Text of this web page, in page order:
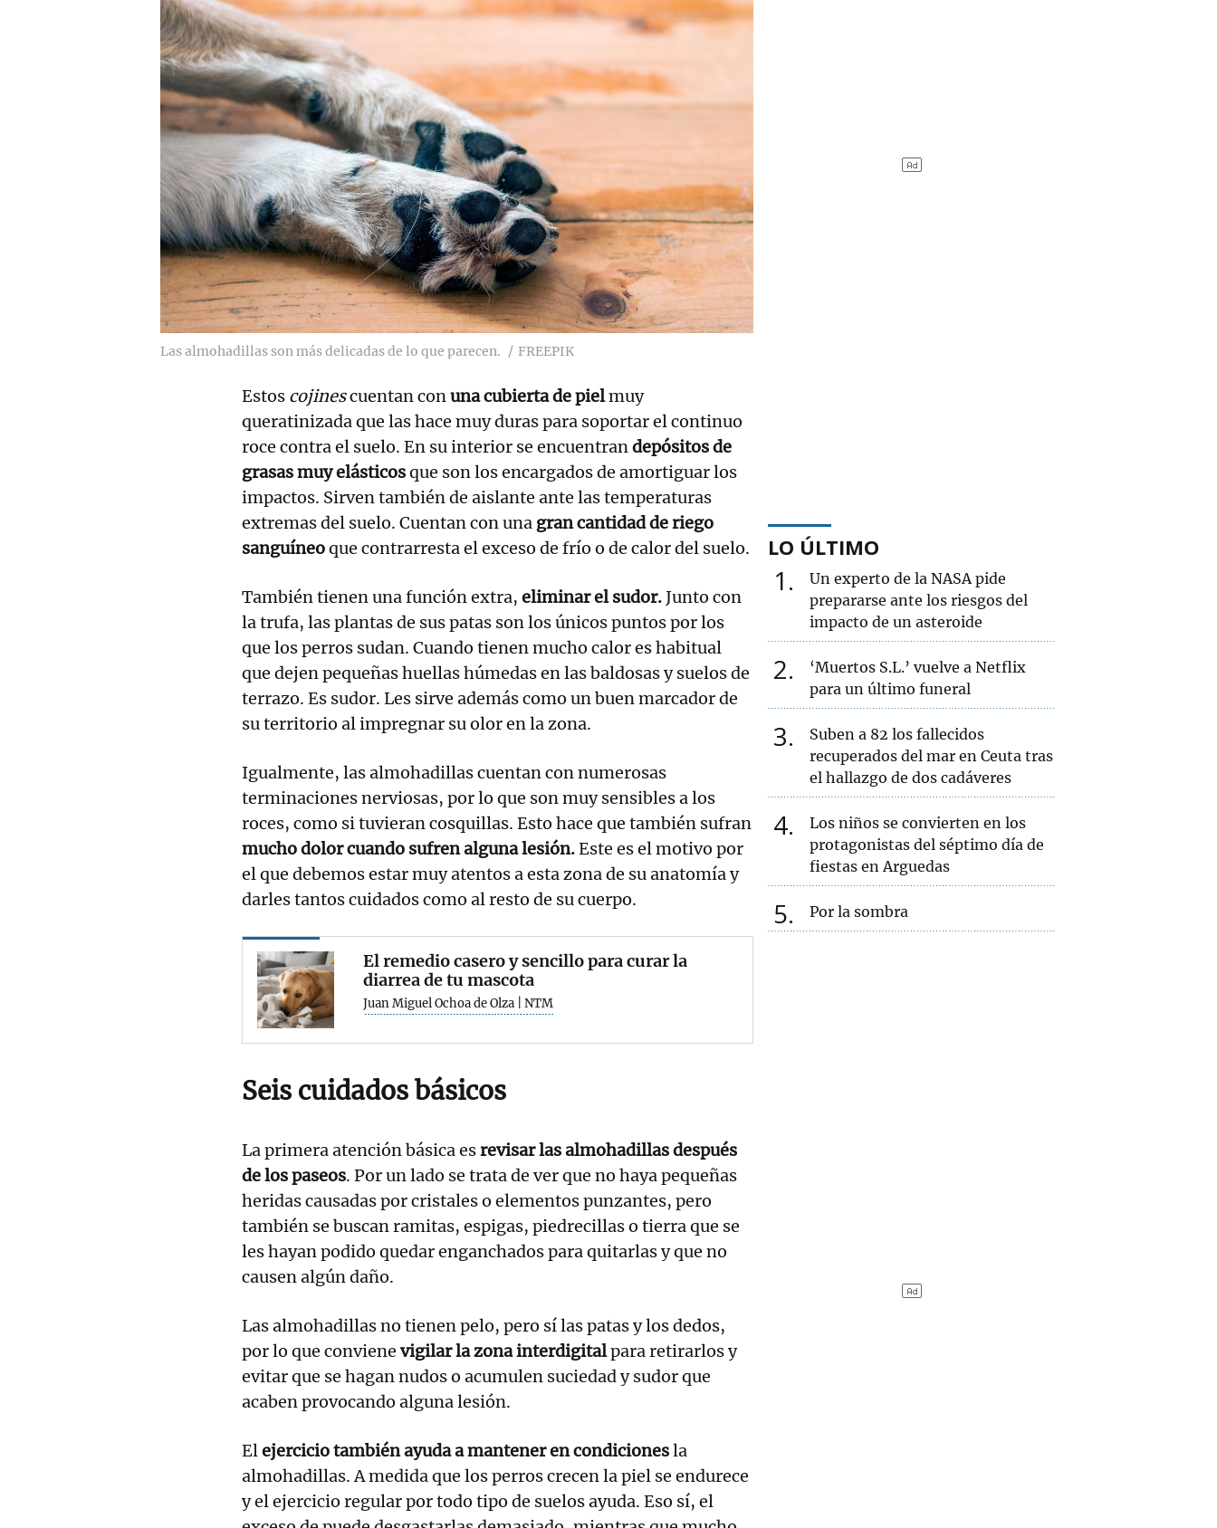
Las almohadillas son más delicadas de lo que parecen. FREEPIK
Estos cojinescuentan conuna cubierta de pielmuy
queratinizada que las hace muy duras para soportar el continuo
roce contra el suelo. En su interior se encuentrandepósitos de
grasas muy elásticosque son los encargados de amortiguar los
impactos. Sirven también de aislante ante las temperaturas
extremas del suelo. Cuentan con una gran cantidad de riego
sanguíneoque contrarresta el exceso de frío o de calor del suelo.
También tienen una función extra, eliminar el sudor.Junto con
la trufa, las plantas de sus patas son los únicos puntos por los
que los perros sudan. Cuando tienen mucho calor es habitual
que dejen pequeñas huellas húmedas en las baldosas y suelos de
terrazo. Es sudor. Les sirve además como un buen marcador de
su territorio al impregnar su olor en la zona.
Igualmente, las almohadillas cuentan con numerosas
terminaciones nerviosas, por lo que son muy sensibles a los
roces, como si tuvieran cosquillas. Esto hace que también sufran
mucho dolor cuando sufren alguna lesión.Este es el motivo por
el que debemos estar muy atentos a esta zona de su anatomía y
darles tantos cuidados como al resto de su cuerpo.
El remedio casero y sencillo para curar la
diarrea de tu mascota
Juan Miguel Ochoa de Olza | NTM
Seis cuidados básicos
La primera atención básica esrevisar las almohadillas después
de los paseos. Por un lado se trata de ver que no haya pequeñas
heridas causadas por cristales o elementos punzantes, pero
también se buscan ramitas, espigas, piedrecillas o tierra que se
les hayan podido quedar enganchados para quitarlas y que no
causen algún daño.
Las almohadillas no tienen pelo, pero sí las patas y los dedos,
por lo que conviene vigilar la zona interdigitalpara retirarlos y
evitar que se hagan nudos o acumulen suciedad y sudor que
acaben provocando alguna lesión.
Elejercicio también ayuda a mantener en condicionesla
almohadillas. A medida que los perros crecen la piel se endurece
y el ejercicio regular por todo tipo de suelos ayuda. Eso sí, el
LO ÚLTIMO
1
Un experto de la NASA pide
prepararse ante los riesgos del
impacto de un asteroide
2
‘Muertos S.L.’ vuelve a Netflix
para un último funeral
3
Suben a 82 los fallecidos
recuperados del mar en Ceuta tras
el hallazgo de dos cadáveres
4
Los niños se convierten en los
protagonistas del séptimo día de
fiestas en Arguedas
5 Por la sombra